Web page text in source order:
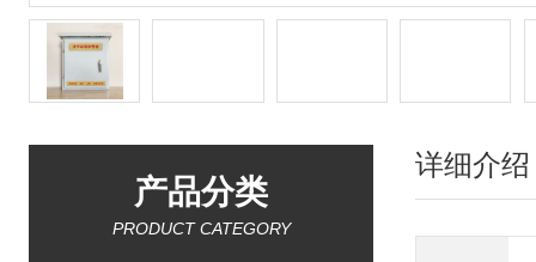
产品分类
PRODUCT CATEGORY
详细介绍